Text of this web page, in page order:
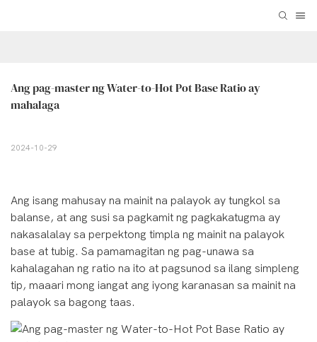
Ang pag-master ng Water-to-Hot Pot Base Ratio ay
mahalaga
2024-10-29
Ang isang mahusay na mainit na palayok ay tungkol sa
balanse, at ang susi sa pagkamit ng pagkakatugma ay
nakasalalay sa perpektong timpla ng mainit na palayok
base at tubig. Sa pamamagitan ng pag-unawa sa
kahalagahan ng ratio na ito at pagsunod sa ilang simpleng
tip, maaari mong iangat ang iyong karanasan sa mainit na
palayok sa bagong taas.